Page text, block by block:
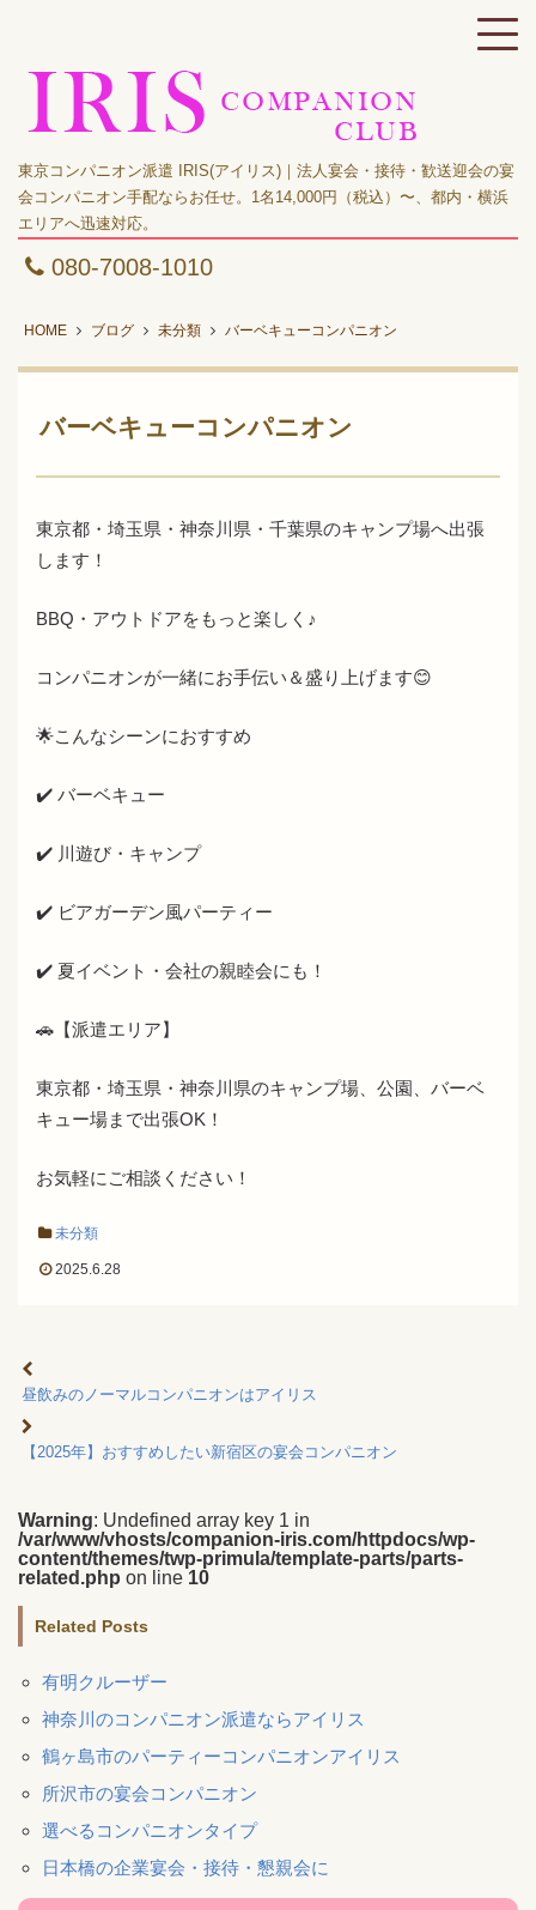
東京コンパニオン派遣 IRIS(アイリス)｜法人宴会・接待・歓送迎会の宴
会コンパニオン手配ならお任せ。1名14,000円（税込）〜、都内・横浜
エリアへ迅速対応。
080-7008-1010
HOME ブログ 未分類 バーベキューコンパニオン
バーベキューコンパニオン
東京都・埼玉県・神奈川県・千葉県のキャンプ場へ出張
します！
BBQ・アウトドアをもっと楽しく♪
コンパニオンが一緒にお手伝い＆盛り上げます😊
🌟こんなシーンにおすすめ
✔️ バーベキュー
✔️ 川遊び・キャンプ
✔️ ビアガーデン風パーティー
✔️ 夏イベント・会社の親睦会にも！
🚗【派遣エリア】
東京都・埼玉県・神奈川県のキャンプ場、公園、バーベ
キュー場まで出張OK！
お気軽にご相談ください！
未分類
2025.6.28
昼飲みのノーマルコンパニオンはアイリス
【2025年】おすすめしたい新宿区の宴会コンパニオン
Warning: Undefined array key 1 in
/var/www/vhosts/companion-iris.com/httpdocs/wp-
content/themes/twp-primula/template-parts/parts-
related.php on line 10
Related Posts
有明クルーザー
神奈川のコンパニオン派遣ならアイリス
鶴ヶ島市のパーティーコンパニオンアイリス
所沢市の宴会コンパニオン
選べるコンパニオンタイプ
日本橋の企業宴会・接待・懇親会に